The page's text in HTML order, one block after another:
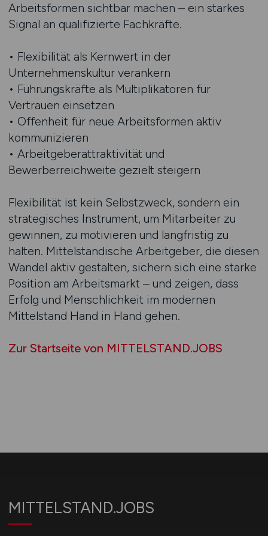
Arbeitsformen sichtbar machen – ein starkes
Signal an qualifizierte Fachkräfte.
• Flexibilität als Kernwert in der
Unternehmenskultur verankern
• Führungskräfte als Multiplikatoren für
Vertrauen einsetzen
• Offenheit für neue Arbeitsformen aktiv
kommunizieren
• Arbeitgeberattraktivität und
Bewerberreichweite gezielt steigern
Flexibilität ist kein Selbstzweck, sondern ein
strategisches Instrument, um Mitarbeiter zu
gewinnen, zu motivieren und langfristig zu
halten. Mittelständische Arbeitgeber, die diesen
Wandel aktiv gestalten, sichern sich eine starke
Position am Arbeitsmarkt – und zeigen, dass
Erfolg und Menschlichkeit im modernen
Mittelstand Hand in Hand gehen.
Zur Startseite von MITTELSTAND.JOBS
MITTELSTAND.JOBS